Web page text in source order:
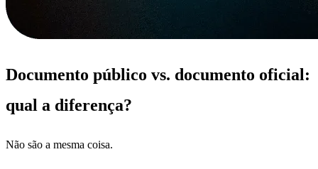
Documento público vs. documento oficial:
qual a diferença?
Não são a mesma coisa.